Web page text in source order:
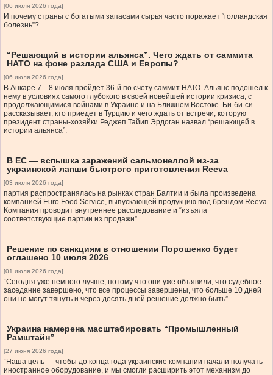
[06 июля 2026 года]
И почему страны с богатыми запасами сырья часто поражает “голландская
болезнь”?
“Решающий в истории альянса”. Чего ждать от саммита
НАТО на фоне разлада США и Европы?
[06 июля 2026 года]
В Анкаре 7—8 июля пройдет 36-й по счету саммит НАТО. Альянс подошел к
нему в условиях самого глубокого в своей новейшей истории кризиса, с
продолжающимися войнами в Украине и на Ближнем Востоке. Би-би-си
рассказывает, кто приедет в Турцию и чего ждать от встречи, которую
президент страны-хозяйки Реджеп Тайип Эрдоган назвал “решающей в
истории альянса”.
В ЕС — вспышка заражений сальмонеллой из-за
украинской лапши быстрого приготовления Reeva
[03 июля 2026 года]
партия распространялась на рынках стран Балтии и была произведена
компанией Euro Food Service, выпускающей продукцию под брендом Reeva.
Компания проводит внутреннее расследование и “изъяла
соответствующие партии из продажи”
Решение по санкциям в отношении Порошенко будет
оглашено 10 июля 2026
[01 июля 2026 года]
“Сегодня уже немного лучше, потому что они уже объявили, что судебное
заседание завершено, что все процессы завершены, что больше 10 дней
они не могут тянуть и через десять дней решение должно быть”
Украина намерена масштабировать “Промышленный
Рамштайн”
[27 июня 2026 года]
“Наша цель — чтобы до конца года украинские компании начали получать
иностранное оборудование, и мы смогли расширить этот механизм до